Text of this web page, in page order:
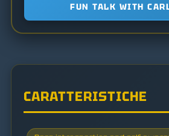
FUN TALK WITH
CARATTERISTICHE